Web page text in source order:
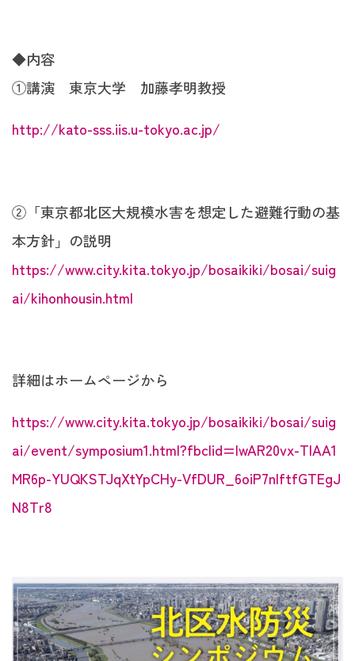
◆内容
①講演 東京大学 加藤孝明教授
http://kato-sss.iis.u-tokyo.ac.jp/
②「東京都北区大規模水害を想定した避難行動の基
本方針」の説明
https://www.city.kita.tokyo.jp/bosaikiki/bosai/suig
ai/kihonhousin.html
詳細はホームページから
https://www.city.kita.tokyo.jp/bosaikiki/bosai/suig
ai/event/symposium1.html?fbclid=IwAR20vx-TlAA1
MR6p-YUQKSTJqXtYpCHy-VfDUR_6oiP7nIftfGTEgJ
N8Tr8